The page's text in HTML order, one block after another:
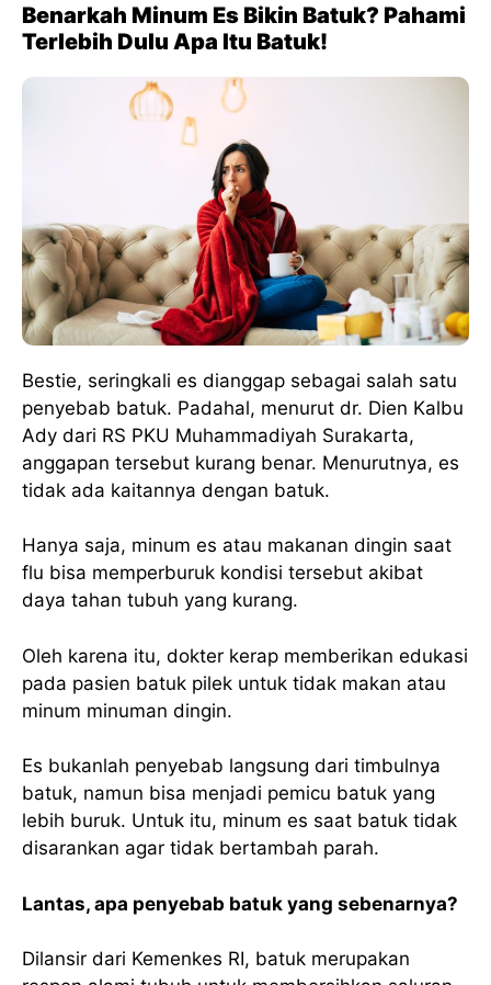
Benarkah Minum Es Bikin Batuk? Pahami
Terlebih Dulu Apa Itu Batuk!
Bestie, seringkali es dianggap sebagai salah satu
penyebab batuk. Padahal, menurut dr. Dien Kalbu
Ady dari RS PKU Muhammadiyah Surakarta,
anggapan tersebut kurang benar. Menurutnya, es
tidak ada kaitannya dengan batuk.
Hanya saja, minum es atau makanan dingin saat
flu bisa memperburuk kondisi tersebut akibat
daya tahan tubuh yang kurang.
Oleh karena itu, dokter kerap memberikan edukasi
pada pasien batuk pilek untuk tidak makan atau
minum minuman dingin.
Es bukanlah penyebab langsung dari timbulnya
batuk, namun bisa menjadi pemicu batuk yang
lebih buruk. Untuk itu, minum es saat batuk tidak
disarankan agar tidak bertambah parah.
Lantas, apa penyebab batuk yang sebenarnya?
Dilansir dari Kemenkes RI, batuk merupakan